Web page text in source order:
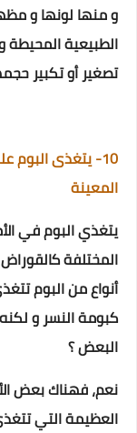
و منها لونها و
الطبيعية المحيطة
تصغير أو تكبير
10- يتغذى
المعينة
يتغذي البوم في
المختلفة
أنواع من البوم
كبومة النسرو
البعض ؟
نعم، فهناك بعض
العظيمة التي